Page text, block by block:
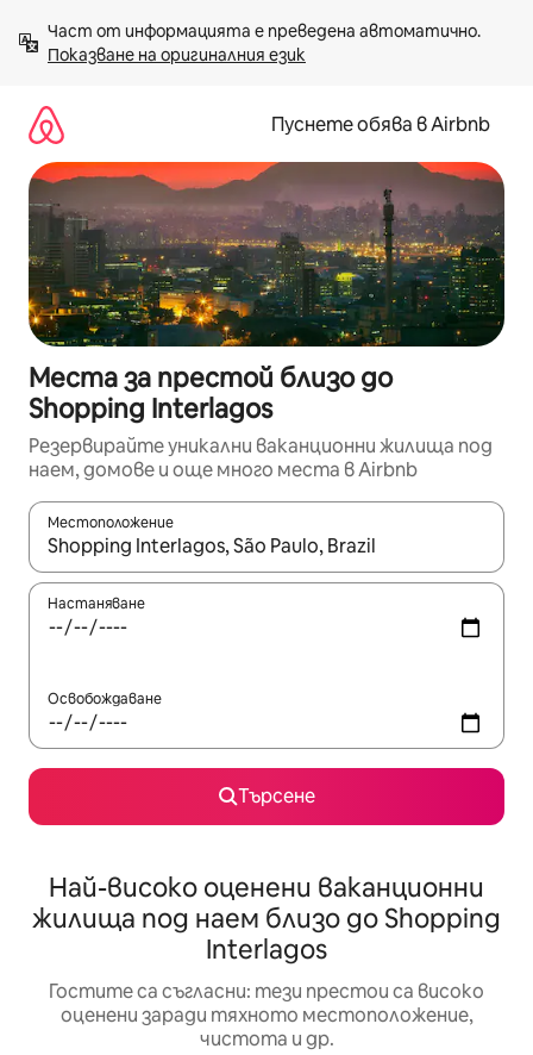
към
съдържанието
Показване на оригиналния език
Пуснете обява в Airbnb
Места за престой близо до
Shopping Interlagos
Резервирайте уникални ваканционни жилища под
наем, домове и още много места в Airbnb
Местоположение
Когато резултатите се покажат, използвайте
Настаняване
Освобождаване
Търсене
Най-високо оценени ваканционни
жилища под наем близо до Shopping
Interlagos
Гостите са съгласни: тези престои са високо
оценени заради тяхното местоположение,
чистота и др.